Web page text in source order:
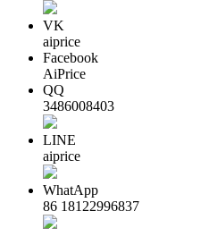
VK
aiprice
Facebook
AiPrice
QQ
3486008403
LINE
aiprice
WhatApp
86 18122996837